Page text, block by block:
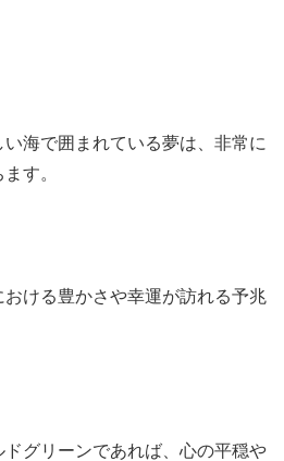
海で囲まれている夢は、非常に
す。
ける豊かさや幸運が訪れる予兆
グリーンであれば、心の平穏や